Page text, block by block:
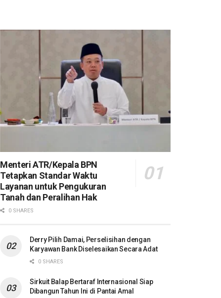
Menteri ATR/Kepala BPN
Tetapkan Standar Waktu
Layanan untuk Pengukuran
Tanah dan Peralihan Hak
0 SHARES
Derry Pilih Damai, Perselisihan dengan
Karyawan Bank Diselesaikan Secara Adat
0 SHARES
Sirkuit Balap Bertaraf Internasional Siap
Dibangun Tahun Ini di Pantai Amal